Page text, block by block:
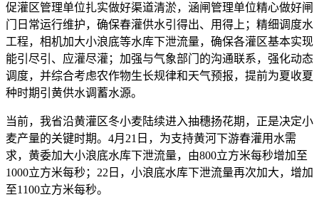
促灌区管理单位扎实做好渠道清淤，涵闸管理单位精心做好闸
门日常运行维护，确保春灌供水引得出、用得上；精细调度水
工程，相机加大小浪底等水库下泄流量，确保各灌区基本实现
能引尽引、应灌尽灌；加强与气象部门的沟通联系，强化动态
调度，并综合考虑农作物生长规律和天气预报，提前为夏收夏
种时期引黄供水调蓄水源。
当前，我省沿黄灌区冬小麦陆续进入抽穗扬花期，正是决定小
麦产量的关键时期。4月21日，为支持黄河下游春灌用水需
求，黄委加大小浪底水库下泄流量，由800立方米每秒增加至
1000立方米每秒；22日，小浪底水库下泄流量再次加大，增加
至1100立方米每秒。